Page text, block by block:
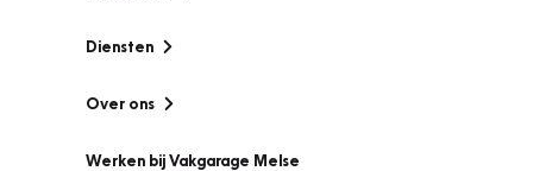
Diensten
Over ons
Werken bij Vakgarage Melse